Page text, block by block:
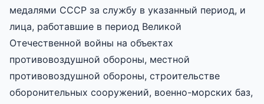
медалями СССР за службу в указанный период, и
лица, работавшие в период Великой
Отечественной войны на объектах
противовоздушной обороны, местной
противовоздушной обороны, строительстве
оборонительных сооружений, военно-морских баз,